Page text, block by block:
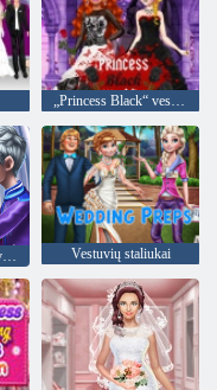
„Princess Black“ vestuvių suknelė
Karališkosios vestuvių ceremonija Vestuvių staliukai